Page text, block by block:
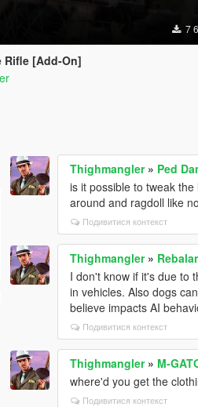
7
Rifle [Add-On]
Thighmangler» Ped
is it possible to tweak
around and ragdoll like
Подивитися контекст
Thighmangler»
I don't know if it's due to
in vehicles. Also dogs
believe impacts AI
Подивитися контекст
Thighmangler» M-
where'd you get the
Подивитися контекст